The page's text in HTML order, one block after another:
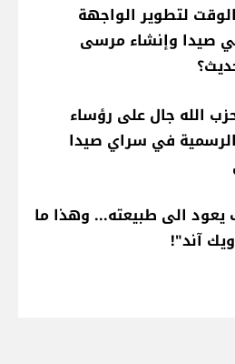
لتطوير الواجهة
صيدا وإنشاء مرسى
الله جال على رؤساء
الرسمية في سراي صيدا
الى طبيعته... وهذا ما
آند"!